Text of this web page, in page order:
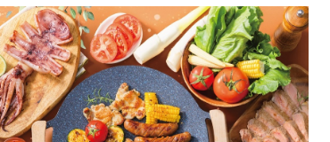
纖細螺旋)